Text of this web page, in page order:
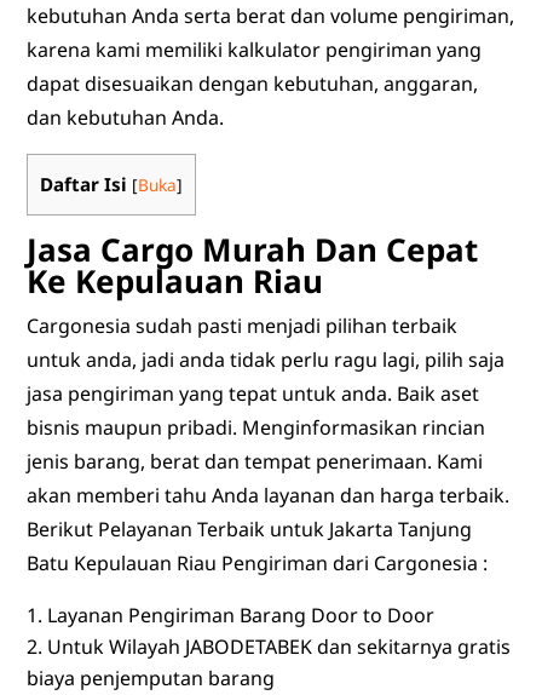
kebutuhan Anda serta berat dan volume pengiriman,
karena kami memiliki kalkulator pengiriman yang
dapat disesuaikan dengan kebutuhan, anggaran,
dan kebutuhan Anda.
Daftar Isi [Buka]
Jasa Cargo Murah Dan Cepat
Ke Kepulauan Riau
Cargonesia sudah pasti menjadi pilihan terbaik
untuk anda, jadi anda tidak perlu ragu lagi, pilih saja
jasa pengiriman yang tepat untuk anda. Baik aset
bisnis maupun pribadi. Menginformasikan rincian
jenis barang, berat dan tempat penerimaan. Kami
akan memberi tahu Anda layanan dan harga terbaik.
Berikut Pelayanan Terbaik untuk Jakarta Tanjung
Batu Kepulauan Riau Pengiriman dari Cargonesia :
Layanan Pengiriman Barang Door to Door
Untuk Wilayah JABODETABEK dan sekitarnya gratis
biaya penjemputan barang